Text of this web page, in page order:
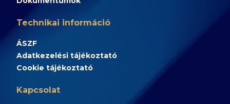
Technikai információ
ÁSZF
Adatkezelési tájékoztató
Cookie tájékoztató
Kapcsolat